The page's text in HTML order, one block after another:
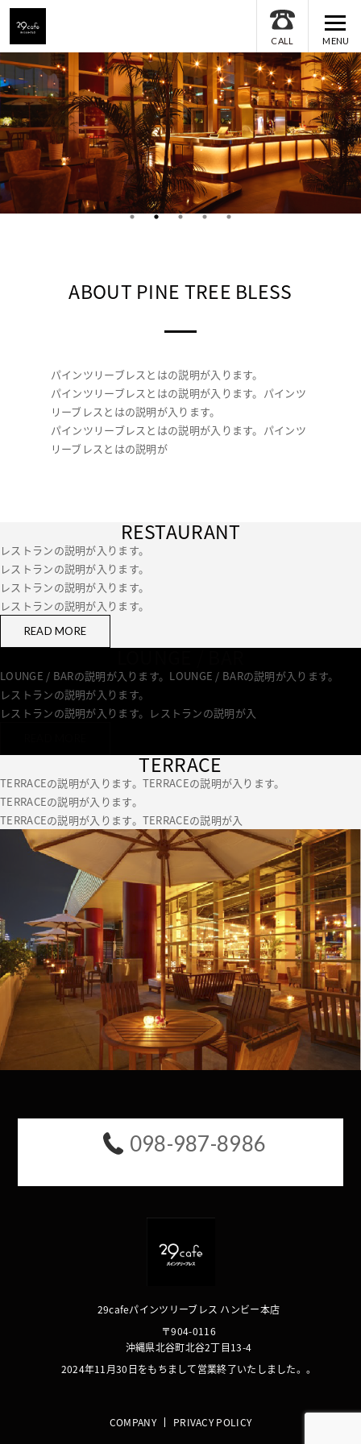
CALL MENU
ABOUT PINE TREE BLESS
パインツリーブレスとはの説明が入ります。
パインツリーブレスとはの説明が入ります。パインツ
リーブレスとはの説明が入ります。
パインツリーブレスとはの説明が入ります。パインツ
リーブレスとはの説明が
RESTAURANT
レストランの説明が入ります。
レストランの説明が入ります。
レストランの説明が入ります。
レストランの説明が入ります。
READ MORE
LOUNGE / BAR
LOUNGE / BARの説明が入ります。LOUNGE / BARの説明が入ります。
レストランの説明が入ります。
レストランの説明が入ります。レストランの説明が入
TERRACE
TERRACEの説明が入ります。TERRACEの説明が入ります。
TERRACEの説明が入ります。
TERRACEの説明が入ります。TERRACEの説明が入
098-987-8986
29cafeパインツリーブレス ハンビー本店
〒904-0116
沖縄県北谷町北谷2丁目13-4
2024年11月30日をもちまして営業終了いたしました。。
COMPANY PRIVACY POLICY